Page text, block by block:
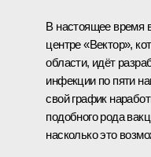
В настоящее время
центре «Вектор»,
области, идёт
инфекции по пяти
свой график
подобного рода
насколько это